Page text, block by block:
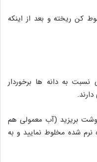
کن ریخته و بعد از اینکه
نسبت به دانه ها برخوردار
گوشت بریزید (آب معمولی هم
شده مخلوط نمایید و به